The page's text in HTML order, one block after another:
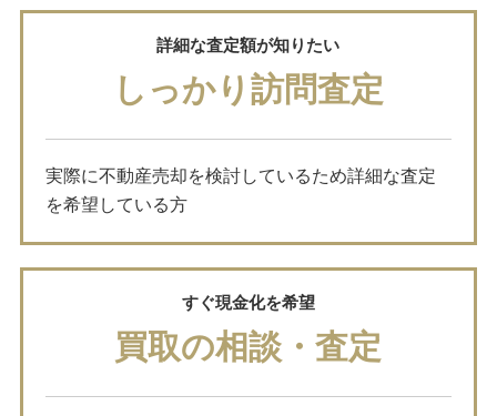
詳細な査定額が知りたい
しっかり訪問査定
実際に不動産売却を検討しているため詳細な査定
を希望している方
すぐ現金化を希望
買取の相談・査定